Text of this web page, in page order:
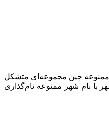
چین مجموعه‌ای متشکل
با نام شهر ممنوعه نام‌گذاری